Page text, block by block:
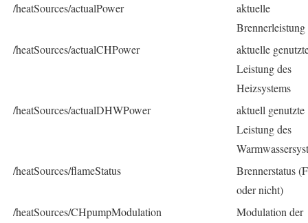
/heatSources/actualPower
aktuelle
Brennerleistung
/heatSources/actualCHPower
aktuelle
Leistung des
Heizsystems
/heatSources/actualDHWPower
aktuell genutzte
Leistung des
/heatSources/flameStatus
Brennerstatus
oder nicht)
/heatSources/CHpumpModulation
Modulation der